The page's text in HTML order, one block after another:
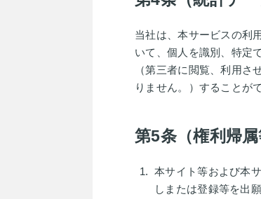
当社は、本サービスの利
いて、個人を識別、特定
（第三者に閲覧、利用
りません。）することが
第5条（権利帰属
本サイト等および本
しまたは登録等を出